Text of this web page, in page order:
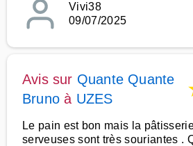
Vivi38
09/07/2025
Avis sur Quante Quante
Bruno à UZES
Le pain est bon mais la
serveuses sont très souriantes .